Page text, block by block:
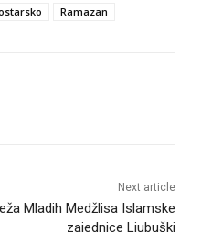
Ramazan
Next article
Mladih Medžlisa Islamske
zajednice Ljubuški